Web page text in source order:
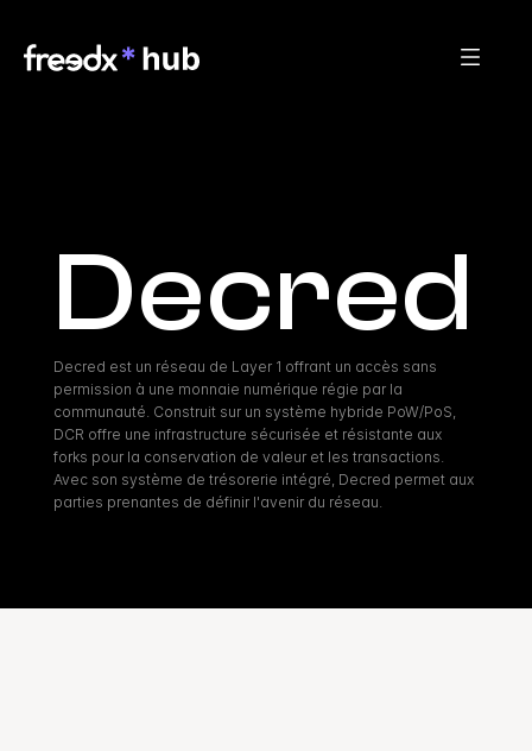
Decred
Decred est un réseau de Layer 1 offrant un accès sans
permission à une monnaie numérique régie par la
communauté. Construit sur un système hybride PoW/PoS,
DCR offre une infrastructure sécurisée et résistante aux
forks pour la conservation de valeur et les transactions.
Avec son système de trésorerie intégré, Decred permet aux
parties prenantes de définir l'avenir du réseau.